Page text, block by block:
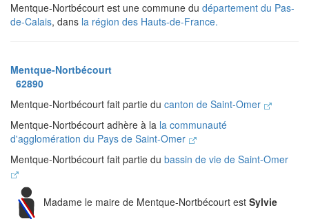
Mentque-Nortbécourt est une commune du département du Pas-
de-Calais, dans la région des Hauts-de-France.
Mentque-Nortbécourt
62890
Mentque-Nortbécourt fait partie du canton de Saint-Omer
Mentque-Nortbécourt adhère à la la communauté
d'agglomération du Pays de Saint-Omer
Mentque-Nortbécourt fait partie du bassin de vie de Saint-Omer
Madame le maire de Mentque-Nortbécourt est Sylvie